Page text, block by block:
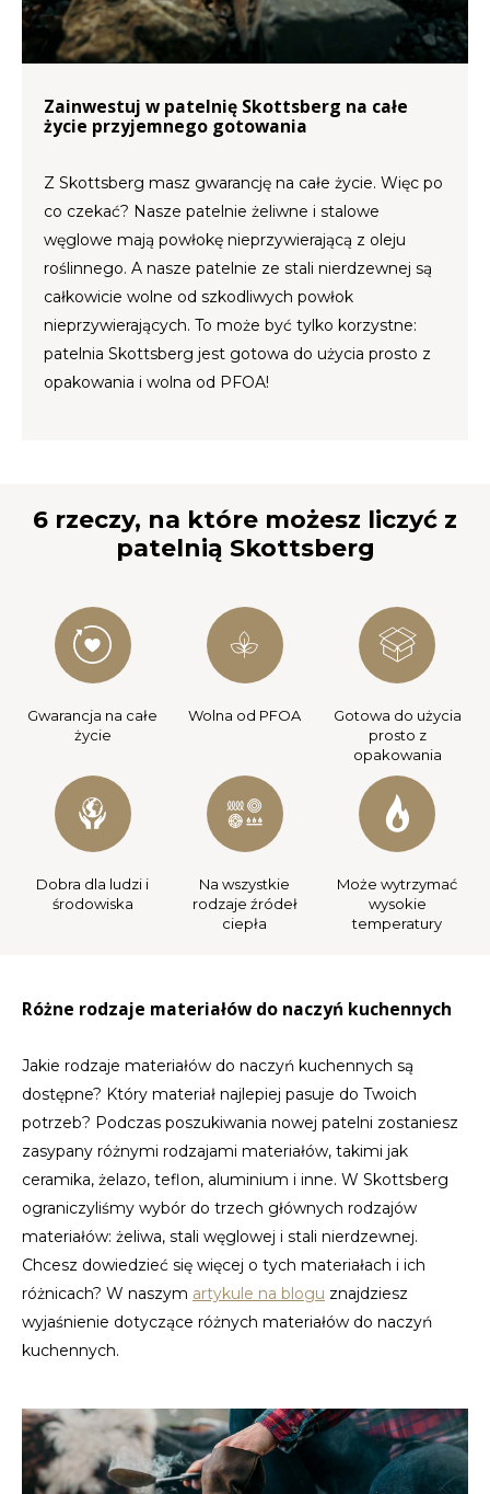
Zainwestuj w patelnię Skottsberg na całe
życie przyjemnego gotowania
Z Skottsberg masz gwarancję na całe życie. Więc po
co czekać? Nasze patelnie żeliwne i stalowe
węglowe mają powłokę nieprzywierającą z oleju
roślinnego. A nasze patelnie ze stali nierdzewnej są
całkowicie wolne od szkodliwych powłok
nieprzywierających. To może być tylko korzystne:
patelnia Skottsberg jest gotowa do użycia prosto z
opakowania i wolna od PFOA!
6 rzeczy, na które możesz liczyć z
patelnią Skottsberg
Gwarancja na całe
życie
Wolna od PFOA
Gotowa do użycia
prosto z
opakowania
Dobra dla ludzi i
środowiska
Na wszystkie
rodzaje źródeł
ciepła
Może wytrzymać
wysokie
temperatury
Różne rodzaje materiałów do naczyń kuchennych
Jakie rodzaje materiałów do naczyń kuchennych są
dostępne? Który materiał najlepiej pasuje do Twoich
potrzeb? Podczas poszukiwania nowej patelni zostaniesz
zasypany różnymi rodzajami materiałów, takimi jak
ceramika, żelazo, teflon, aluminium i inne. W Skottsberg
ograniczyliśmy wybór do trzech głównych rodzajów
materiałów: żeliwa, stali węglowej i stali nierdzewnej.
Chcesz dowiedzieć się więcej o tych materiałach i ich
różnicach? W naszym artykule na blogu znajdziesz
wyjaśnienie dotyczące różnych materiałów do naczyń
kuchennych.